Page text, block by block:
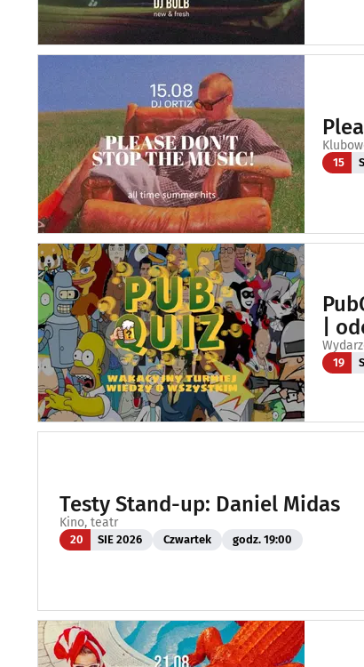
15
|
19
Testy Stand-up: Daniel Midas
Kino, teatr
20 SIE 2026 Czwartek godz. 19:00